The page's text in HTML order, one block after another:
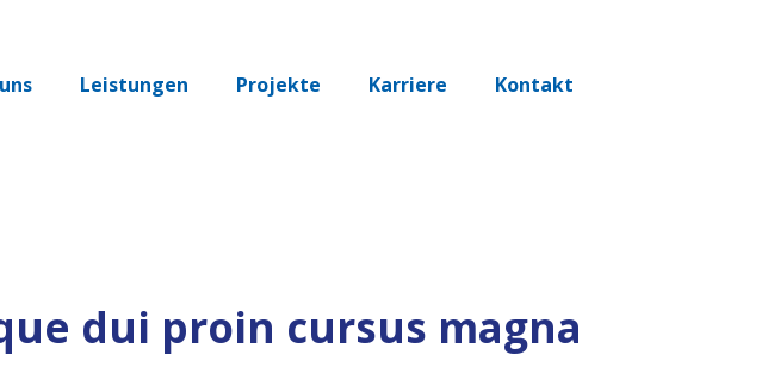
Leistungen Projekte Karriere Kontakt
dui proin cursus magna